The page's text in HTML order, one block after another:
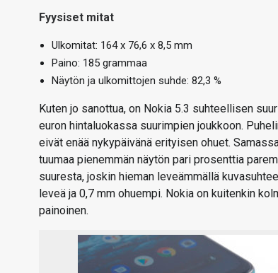
Fyysiset mitat
Ulkomitat: 164 x 76,6 x 8,5 mm
Paino: 185 grammaa
Näytön ja ulkomittojen suhde: 82,3 %
Kuten jo sanottua, on Nokia 5.3 suhteellisen
euron hintaluokassa suurimpien joukkoon.
eivät enää nykypäivänä erityisen ohuet.
tuumaa pienemmän näytön pari prosenttia
suuresta, joskin hieman leveämmällä
leveä ja 0,7 mm ohuempi. Nokia on kuitenkin
painoinen.